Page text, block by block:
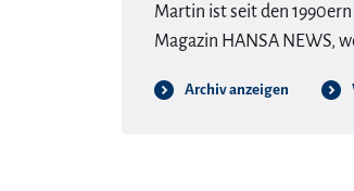
Martin ist seit den
Magazin HANSA NEWS,
Archiv anzeigen